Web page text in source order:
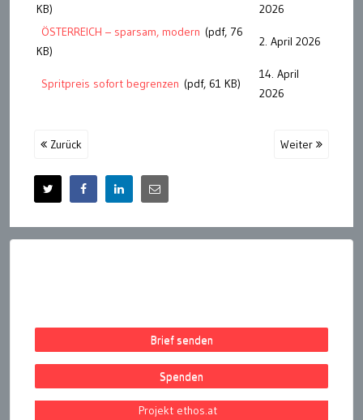
KB)
2026
ÖSTERREICH – sparsam, modern (pdf, 76
KB)
2. April 2026
Spritpreis sofort begrenzen (pdf, 61 KB)
14. April
2026
Zurück Weiter
Brief senden
Spenden
Projekt ethos.at